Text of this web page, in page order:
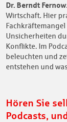
Dr. Berndt Fernow
Wirtschaft. Hier
Unsicherheiten
Konflikte. Im
beleuchten und
entstehen und
Hören Sie
Podcasts,